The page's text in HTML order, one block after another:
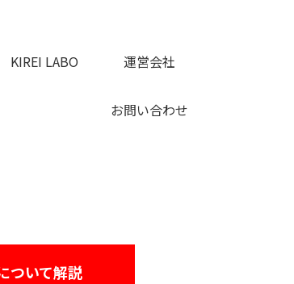
KIREI LABO 運営会社
お問い合わせ
ついて解説